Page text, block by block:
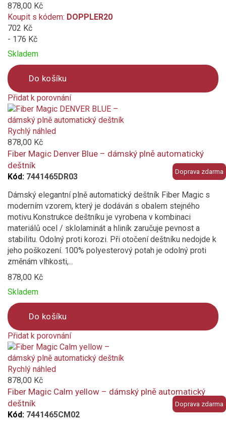
878,00 Kč
Koupit s kódem: DOPPLER20
702 Kč
- 176 Kč
Skladem
Do košíku
Přidat k porovnání
Product
is
added
to
compare
Doprava zdarma
Rychlý náhled
878,00 Kč
Fiber Magic Denver Blue – dámský plně automatický
deštník
Kód: 7441465DR03
Dámský elegantní plně automatický deštník Fiber Magic s
moderním vzorem, který je dodáván s obalem stejného
motivu.Konstrukce deštníku je vyrobena v kombinaci
materiálů ocel / sklolaminát a hliník zaručuje pevnost a
stabilitu. Odolný proti korozi. Při otočení deštníku nedojde k
jeho poškození. 100% polyesterový potah je odolný proti
změnám vlhkosti,...
878,00 Kč
Skladem
Do košíku
Přidat k porovnání
Product
is
added
to
compare
Doprava zdarma
Rychlý náhled
878,00 Kč
Fiber Magic Calm yellow – dámský plně automatický
deštník
Kód: 7441465CM02